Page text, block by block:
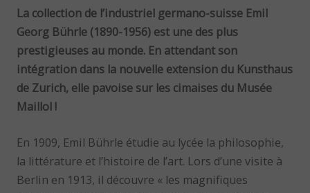
La collection de l’industriel germano-suisse Emil
Georg Bührle (1890-1956) est une des plus
prestigieuses au monde. En attendant son
intégration dans la nouvelle extension du Kunsthaus
de Zurich, elle pavoise sur les cimaises du Musée
Maillol !
En 1909, Emil Bührle étudie au lycée la philosophie,
la littérature et l’histoire de l’art. Lors d’une visite à
Berlin en 1913, il découvre « les magnifiques